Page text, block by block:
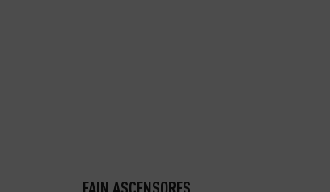
FAIN ASCENSORES